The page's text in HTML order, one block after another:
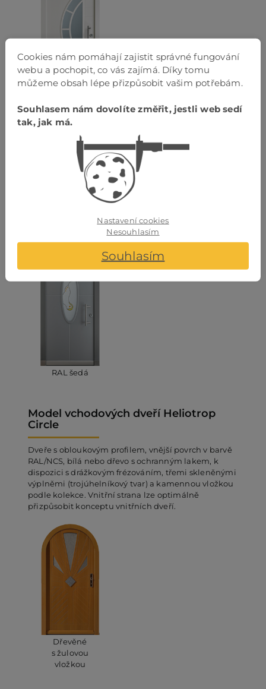
Model vchodových dveří Alpha
Zvláštností vstupních dveří Alpha je eliptické
skleněné okénko, které vpouští světlo do domu.
Vnější stranu dveřního křídla zdobí křížové frézování.
Do skleněného okénka lze zvolit jednoduché nebo
kreativní sklo, které je orámováno oválnou
dispozici je také dřevo s ochranným lakem. Vnitřní
design lze přizpůsobit interiéru.
RAL šedá
Model vchodových dveří Heliotrop
Circle
Dveře s obloukovým profilem, vnější povrch v barvě
RAL/NCS, bílá nebo dřevo s ochranným lakem, k
dispozici s drážkovým frézováním, třemi skleněnými
výplněmi (trojúhelníkový tvar) a kamennou vložkou
podle kolekce. Vnitřní strana lze optimálně
přizpůsobit konceptu vnitřních dveří.
Dřevěné
s žulovou
vložkou
Cookies nám pomáhají zajistit správné fungování
webu a pochopit, co vás zajímá. Díky tomu
můžeme obsah lépe přizpůsobit vašim potřebám.
Souhlasem nám dovolíte změřit, jestli web sedí
tak, jak má.
Nastavení cookies
Nesouhlasím
Souhlasím